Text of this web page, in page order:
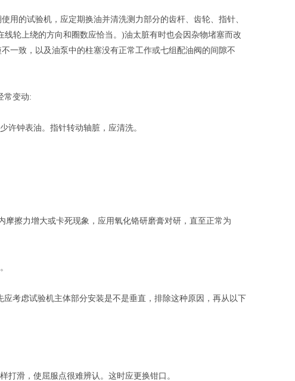
用的试验机，应定期换油并清洗测力部分的齿杆、齿轮、指针、
轮上绕的方向和圈数应恰当。)油太脏有时也会因杂物堵塞而改
一致，以及油泵中的柱塞没有正常工作或七组配油阀的间隙不
常变动:
许钟表油。指针转动轴脏，应清洗。
擦力增大或卡死现象，应用氧化铬研磨膏对研，直至正常为
考虑试验机主体部分安装是不是垂直，排除这种原因，再从以下
打滑，使屈服点很难辨认。这时应更换钳口。